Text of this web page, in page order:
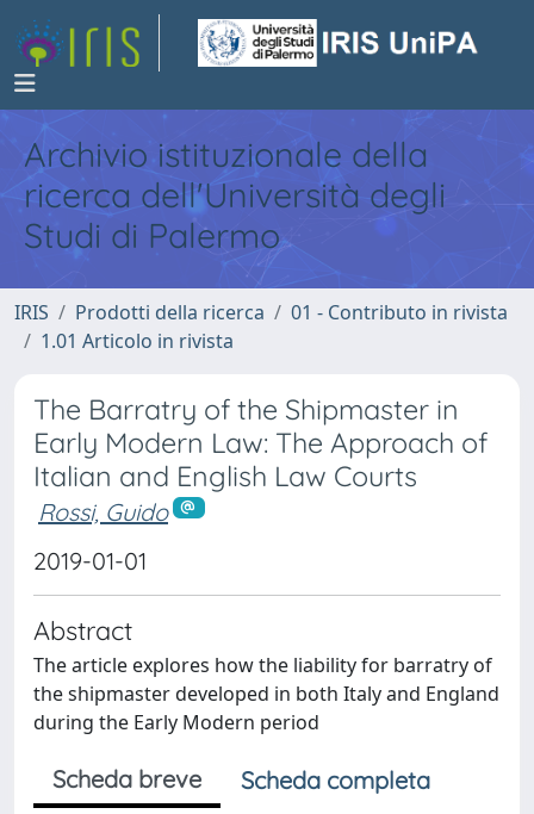
Archivio istituzionale della
ricerca dell'Università degli
Studi di Palermo
IRIS Prodotti della ricerca
01 - Contributo in rivista
1.01 Articolo in rivista
The Barratry of the Shipmaster in
Early Modern Law: The Approach of
Italian and English Law Courts
Rossi, Guido
2019-01-01
Abstract
The article explores how the liability for barratry of
the shipmaster developed in both Italy and England
during the Early Modern period
Scheda breve
Scheda completa